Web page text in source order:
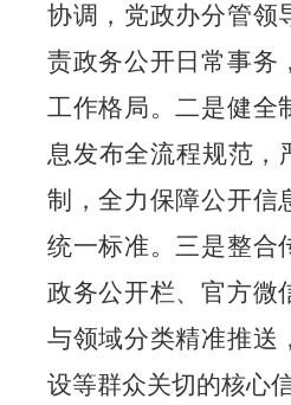
协调，党政办分管领
责政务公开日常事务
工作格局。二是健全
息发布全流程规范，
制，全力保障公开信
统一标准。三是整合
政务公开栏、官方微
与领域分类精准推送
设等群众关切的核心信